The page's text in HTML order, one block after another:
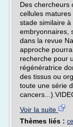
Des chercheurs
cellules
stade similaire
embryonnaires,
dans la revue
approche
recherche pour
régénératrice
des tissus ou
toute une série
Voir la suite
Thèmes liés :